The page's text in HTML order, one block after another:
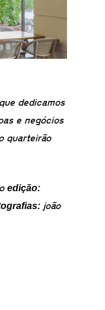
dedicamos
e negócios
quarteirão
edição:
joão